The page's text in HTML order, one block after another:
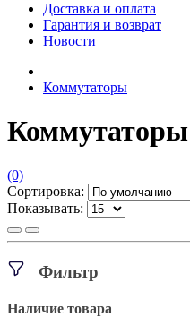
Доставка и оплата
Гарантия и возврат
Новости
Коммутаторы
Коммутаторы
(0)
Сортировка:
Показывать:
Фильтр
Наличие товара